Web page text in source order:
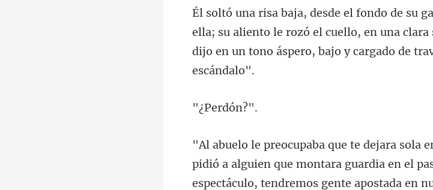
ella; su aliento le rozó el cuello, en una clara
rdón
guien que montara guardia en el
espectáculo, tendremos gente a